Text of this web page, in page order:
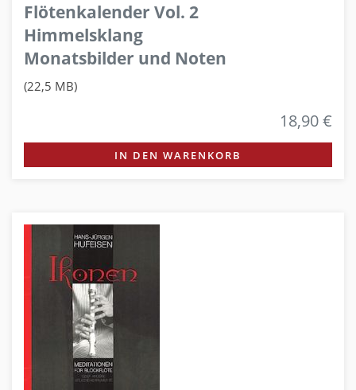
Flötenkalender Vol. 2
Himmelsklang
Monatsbilder und Noten
(22,5 MB)
18,90 €
IN DEN WARENKORB